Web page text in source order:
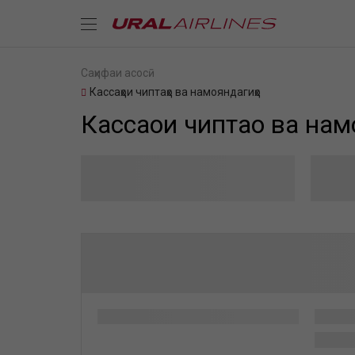
Саҳифаи асосӣ
Кассаҳои чиптаҳо ва намояндагиҳо
Кассаҳои чиптаҳо ва